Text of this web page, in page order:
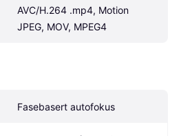
AVC/H.264 .mp4, Motion
JPEG, MOV, MPEG4
Fasebasert autofokus